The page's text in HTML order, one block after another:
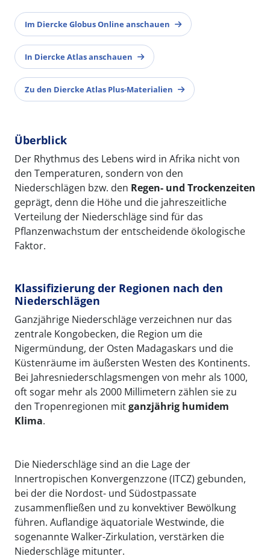
Im Diercke Globus Online anschauen
In Diercke Atlas anschauen
Zu den Diercke Atlas Plus-Materialien
Überblick
Der Rhythmus des Lebens wird in Afrika nicht von
den Temperaturen, sondern von den
Niederschlägen bzw. den Regen- und Trockenzeiten
geprägt, denn die Höhe und die jahreszeitliche
Verteilung der Niederschläge sind für das
Pflanzenwachstum der entscheidende ökologische
Faktor.
Klassifizierung der Regionen nach den
Niederschlägen
Ganzjährige Niederschläge verzeichnen nur das
zentrale Kongobecken, die Region um die
Nigermündung, der Osten Madagaskars und die
Küstenräume im äußersten Westen des Kontinents.
Bei Jahresniederschlagsmengen von mehr als 1000,
oft sogar mehr als 2000 Millimetern zählen sie zu
den Tropenregionen mitganzjährig humidem
Klima.
Die Niederschläge sind an die Lage der
Innertropischen Konvergenzzone (ITCZ) gebunden,
bei der die Nordost- und Südostpassate
zusammenfließen und zu konvektiver Bewölkung
führen. Auflandige äquatoriale Westwinde, die
sogenannte Walker-Zirkulation, verstärken die
Niederschläge mitunter.